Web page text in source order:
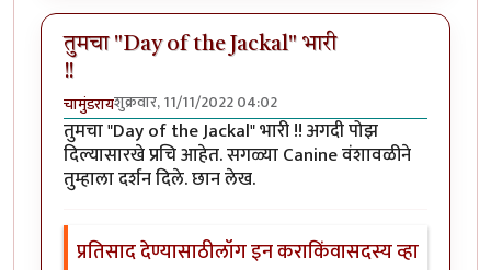
तुमचा "Day of the Jackal" भारी
!!
चामुंडरायशुक्रवार, 11/11/2022 04:02
तुमचा "Day of the Jackal" भारी !! अगदी पोझ
दिल्यासारखे प्रचि आहेत. सगळ्या Canine वंशावळीने
तुम्हाला दर्शन दिले. छान लेख.
प्रतिसाद देण्यासाठीलॉग इन कराकिंवासदस्य व्हा